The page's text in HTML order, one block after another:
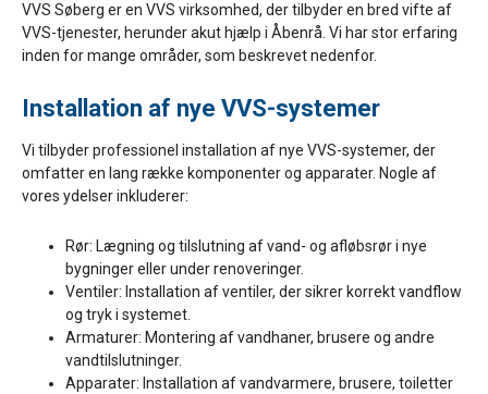
.
VVS Søberg er en VVS virksomhed, der tilbyder en bred vifte af
VVS-tjenester, herunder akut hjælp i Åbenrå. Vi har stor erfaring
inden for mange områder, som beskrevet nedenfor.
Installation af nye VVS-systemer
Vi tilbyder professionel installation af nye VVS-systemer, der
omfatter en lang række komponenter og apparater. Nogle af
vores ydelser inkluderer:
Rør: Lægning og tilslutning af vand- og afløbsrør i nye
bygninger eller under renoveringer.
Ventiler: Installation af ventiler, der sikrer korrekt vandflow
og tryk i systemet.
Armaturer: Montering af vandhaner, brusere og andre
vandtilslutninger.
Apparater: Installation af vandvarmere, brusere, toiletter